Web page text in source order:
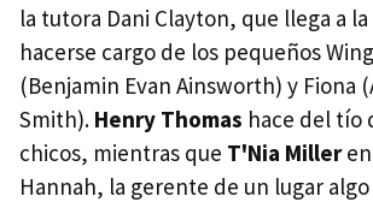
la tutora Dani Clayton, que llega a
hacerse cargo de los pequeños
(Benjamin Evan Ainsworth) y Fiona
Smith). Henry Thomas hace del tío
chicos, mientras que T'Nia Miller
Hannah, la gerente de un lugar